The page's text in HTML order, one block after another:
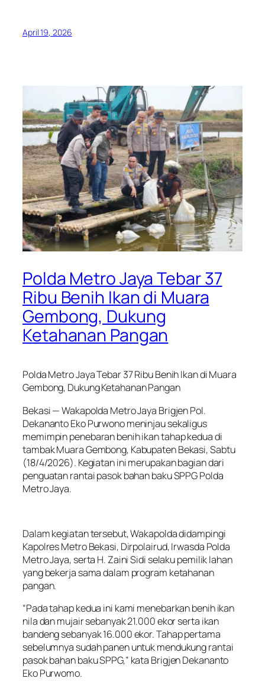
April 19, 2026
Polda Metro Jaya Tebar 37
Ribu Benih Ikan di Muara
Gembong, Dukung
Ketahanan Pangan
Polda Metro Jaya Tebar 37 Ribu Benih Ikan di Muara
Gembong, Dukung Ketahanan Pangan
Bekasi — Wakapolda Metro Jaya Brigjen Pol.
Dekananto Eko Purwono meninjau sekaligus
memimpin penebaran benih ikan tahap kedua di
tambak Muara Gembong, Kabupaten Bekasi, Sabtu
(18/4/2026). Kegiatan ini merupakan bagian dari
penguatan rantai pasok bahan baku SPPG Polda
Metro Jaya.
Dalam kegiatan tersebut, Wakapolda didampingi
Kapolres Metro Bekasi, Dirpolairud, Irwasda Polda
Metro Jaya, serta H. Zaini Sidi selaku pemilik lahan
yang bekerja sama dalam program ketahanan
pangan.
“Pada tahap kedua ini kami menebarkan benih ikan
nila dan mujair sebanyak 21.000 ekor serta ikan
bandeng sebanyak 16.000 ekor. Tahap pertama
sebelumnya sudah panen untuk mendukung rantai
pasok bahan baku SPPG,” kata Brigjen Dekananto
Eko Purwomo.